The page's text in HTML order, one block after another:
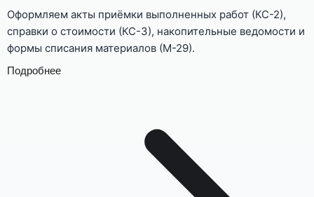
Оформляем акты приёмки выполненных работ (КС-2),
справки о стоимости (КС-3), накопительные ведомости и
формы списания материалов (М-29).
Подробнее